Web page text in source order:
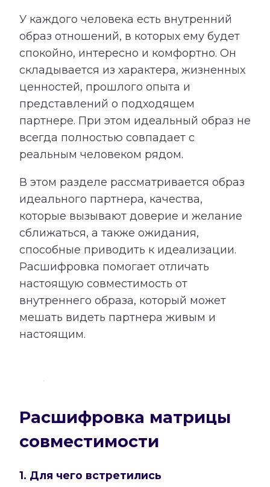
У каждого человека есть внутренний
образ отношений, в которых ему будет
спокойно, интересно и комфортно. Он
складывается из характера, жизненных
ценностей, прошлого опыта и
представлений о подходящем
партнере. При этом идеальный образ не
всегда полностью совпадает с
реальным человеком рядом.
В этом разделе рассматривается образ
идеального партнера, качества,
которые вызывают доверие и желание
сближаться, а также ожидания,
способные приводить к идеализации.
Расшифровка помогает отличать
настоящую совместимость от
внутреннего образа, который может
мешать видеть партнера живым и
настоящим.
Расшифровка матрицы
совместимости
1. Для чего встретились